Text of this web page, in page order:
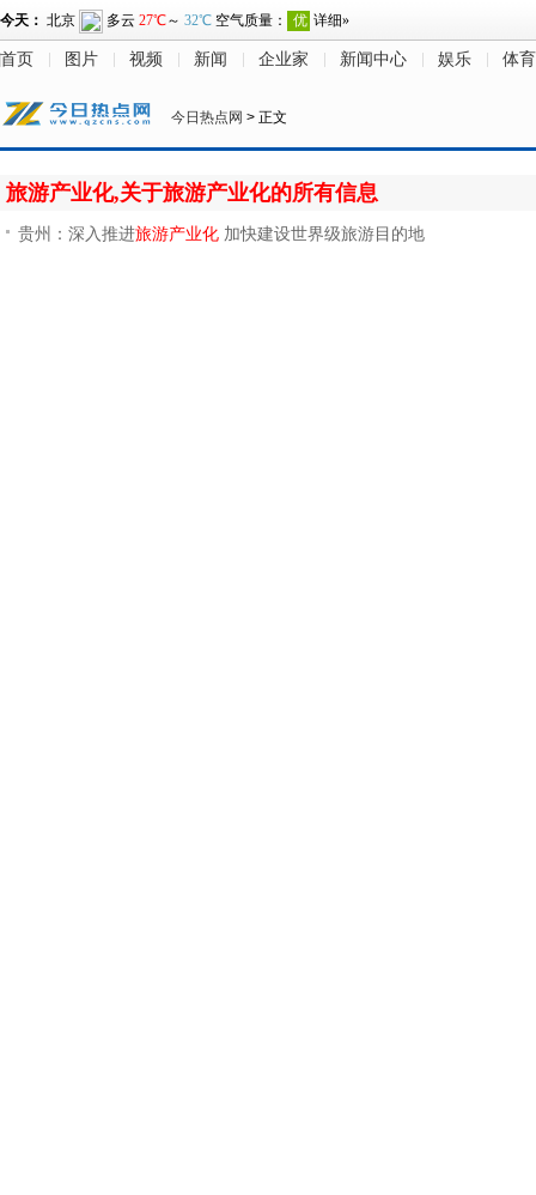
首页 图片 视频 新闻 企业家 新闻中心 娱乐 体育
今日热点网 > 正文
旅游产业化,关于旅游产业化的所有信息
贵州：深入推进旅游产业化 加快建设世界级旅游目的地